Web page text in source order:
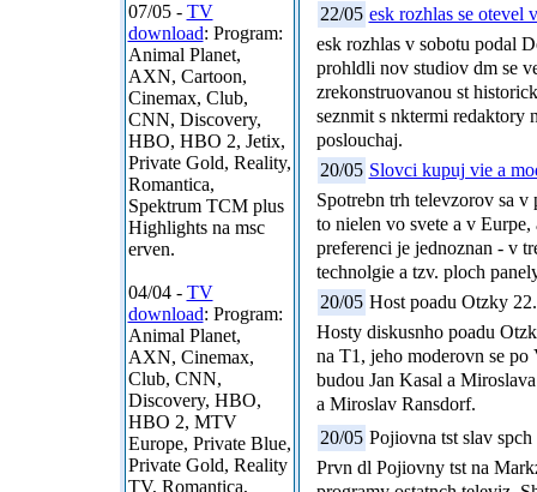
07/05 - TV
download: Program:
Animal Planet,
AXN, Cartoon,
Cinemax, Club,
CNN, Discovery,
HBO, HBO 2, Jetix,
Private Gold, Reality,
Romantica,
Spektrum TCM plus
Highlights na msc
erven.
04/04 - TV
download: Program:
Animal Planet,
AXN, Cinemax,
Club, CNN,
Discovery, HBO,
HBO 2, MTV
Europe, Private Blue,
Private Gold, Reality
TV, Romantica,
22/05 esk rozhlas se otevel
esk rozhlas v sobotu podal
prohldli nov studiov dm se
zrekonstruovanou st
seznmit s nktermi redaktory
poslouchaj.
20/05 Slovci kupuj vie a
Spotrebn trh televzorov sa v
to nielen vo svete a v
preferenci je jednoznan - v
technolgie a tzv. ploch
20/05 Host poadu Otzky
Hosty diskusnho poadu
na T1, jeho moderovn se
budou Jan Kasal a
a Miroslav Ransdorf.
20/05 Pojiovna tst slav
Prvn dl Pojiovny tst na